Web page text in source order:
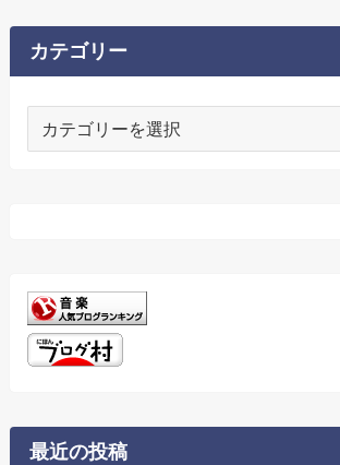
イ
ブ
カテゴリー
最近の投稿